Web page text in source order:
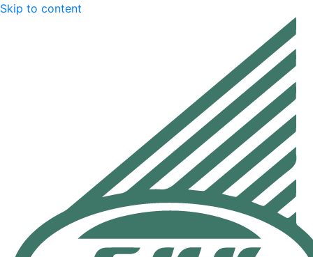
Skip to content